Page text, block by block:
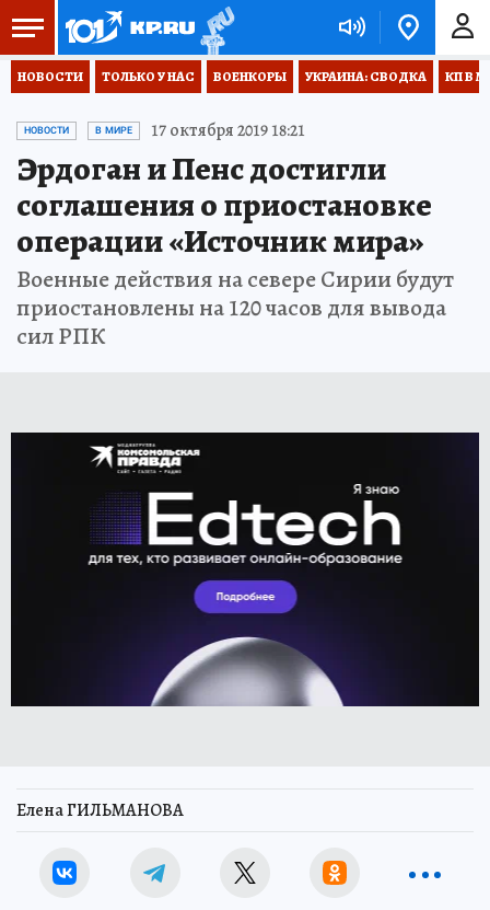
НОВОСТИ ТОЛЬКО У НАС ВОЕНКОРЫ УКРАИНА: СВОДКА КП В
НОВОСТИ В МИРЕ 17 октября 2019 18:21
Эрдоган и Пенс достигли
соглашения о приостановке
операции «Источник мира»
Военные действия на севере Сирии будут
приостановлены на 120 часов для вывода
сил РПК
Елена ГИЛЬМАНОВА